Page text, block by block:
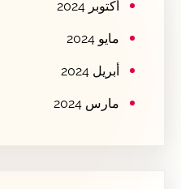
أكتوبر 2024
مايو 2024
أبريل 2024
مارس 2024